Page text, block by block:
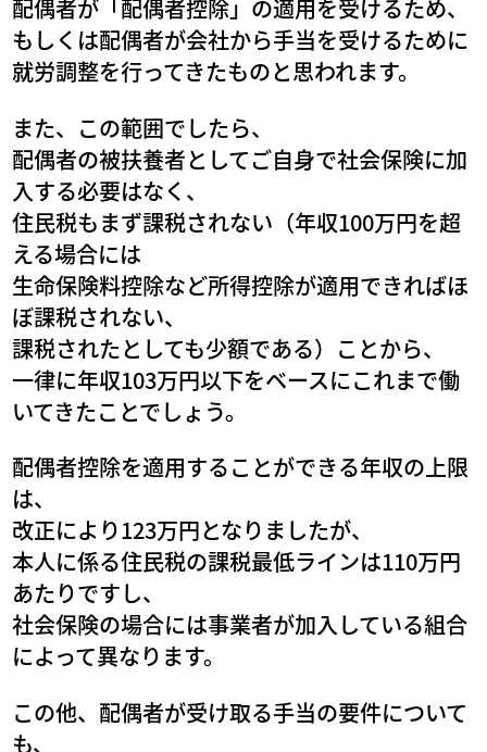
配偶者が「配偶者控除」の適用を受けるため、
もしくは配偶者が会社から手当を受けるために
就労調整を行ってきたものと思われます。
また、この範囲でしたら、
配偶者の被扶養者としてご自身で社会保険に加
入する必要はなく、
住民税もまず課税されない（年収100万円を超
える場合には
生命保険料控除など所得控除が適用できればほ
ぼ課税されない、
課税されたとしても少額である）ことから、
一律に年収103万円以下をベースにこれまで働
いてきたことでしょう。
配偶者控除を適用することができる年収の上限
は、
改正により123万円となりましたが、
本人に係る住民税の課税最低ラインは110万円
あたりですし、
社会保険の場合には事業者が加入している組合
によって異なります。
この他、配偶者が受け取る手当の要件について
も、